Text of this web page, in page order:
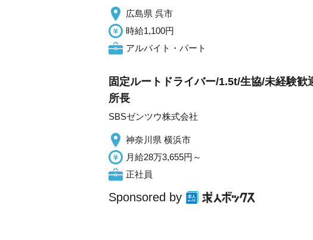
広島県 呉市
時給1,100円
アルバイト・パート
固定ルートドライバー/1.5t/生協/未経験
所長
SBSゼンツウ株式会社
神奈川県 横浜市
月給28万3,655円～
正社員
Sponsored by